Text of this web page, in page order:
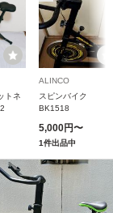
トネ
ALINCO
スピンバイク
BK1518
5,000円〜
1件出品中